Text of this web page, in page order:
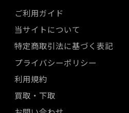
ご利用ガイド
当サイトについて
特定商取引法に基づく表記
プライバシーポリシー
利用規約
買取・下取